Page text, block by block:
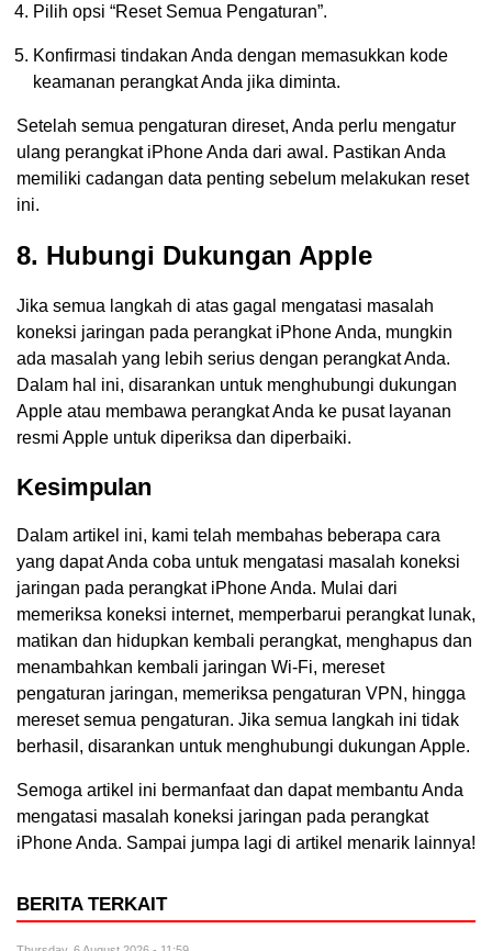
Pilih opsi “Reset Semua Pengaturan”.
Konfirmasi tindakan Anda dengan memasukkan kode
keamanan perangkat Anda jika diminta.
Setelah semua pengaturan direset, Anda perlu mengatur
ulang perangkat iPhone Anda dari awal. Pastikan Anda
memiliki cadangan data penting sebelum melakukan reset
ini.
8. Hubungi Dukungan Apple
Jika semua langkah di atas gagal mengatasi masalah
koneksi jaringan pada perangkat iPhone Anda, mungkin
ada masalah yang lebih serius dengan perangkat Anda.
Dalam hal ini, disarankan untuk menghubungi dukungan
Apple atau membawa perangkat Anda ke pusat layanan
resmi Apple untuk diperiksa dan diperbaiki.
Kesimpulan
Dalam artikel ini, kami telah membahas beberapa cara
yang dapat Anda coba untuk mengatasi masalah koneksi
jaringan pada perangkat iPhone Anda. Mulai dari
memeriksa koneksi internet, memperbarui perangkat lunak,
matikan dan hidupkan kembali perangkat, menghapus dan
menambahkan kembali jaringan Wi-Fi, mereset
pengaturan jaringan, memeriksa pengaturan VPN, hingga
mereset semua pengaturan. Jika semua langkah ini tidak
berhasil, disarankan untuk menghubungi dukungan Apple.
Semoga artikel ini bermanfaat dan dapat membantu Anda
mengatasi masalah koneksi jaringan pada perangkat
iPhone Anda. Sampai jumpa lagi di artikel menarik lainnya!
BERITA TERKAIT